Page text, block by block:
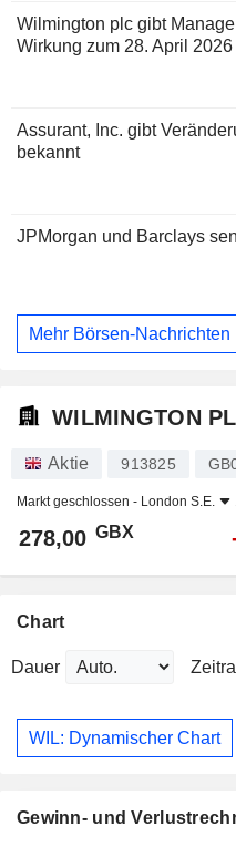
Wilmington plc gibt
Wirkung zum 28. April
Assurant, Inc. gibt
bekannt
JPMorgan und Barclays
Mehr Börsen-Nachrichten
WILMINGTON
Aktie 913825
Markt geschlossen - London S.E.
278,00 GBX
Chart
Dauer
WIL: Dynamischer Chart
Gewinn- und